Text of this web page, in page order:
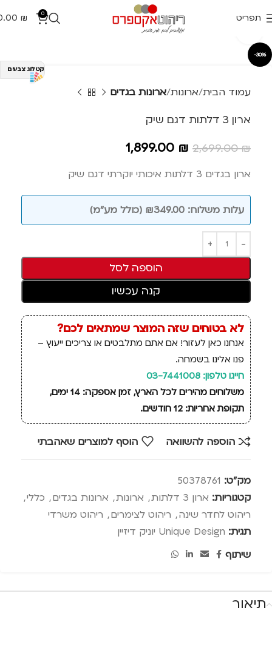
תפריט 0
₪
-30%
Click to enlarge
עמוד הבית ארונות ארונות בגדים
ארון 3 דלתות דגם שיק
2,699.00₪
1,899.00 ₪
ארון בגדים 3 דלתות איכותי יוקרתי דגם שיק
עלות משלוח: ₪349.00 (כולל מע"מ)
הוספה לסל
קנה עכשיו
לא בטוחים שזה המוצר שמתאים לכם?
אנחנו כאן לעזור! אם אתם מתלבטים או צריכים ייעוץ –
פנו אלינו בשמחה.
חייגו טלפון: 03-7441008
משלוחים מהירים לכל הארץ, זמן אספקה: 14 ימים,
תקופת אחריות: 12 חודשים.
הוספה להשוואה הוסף למוצרים שאהבתי
מק"ט: 50378761
קטגוריות: ארון 3 דלתות , ארונות, ארונות בגדים, כללי,
ריהוט לחדר שינה, ריהוט לצימרים, ריהוט משרדי
תגית: Unique Design יוניק דיזיין
שיתוף
תיאור
קטלוג צבעים